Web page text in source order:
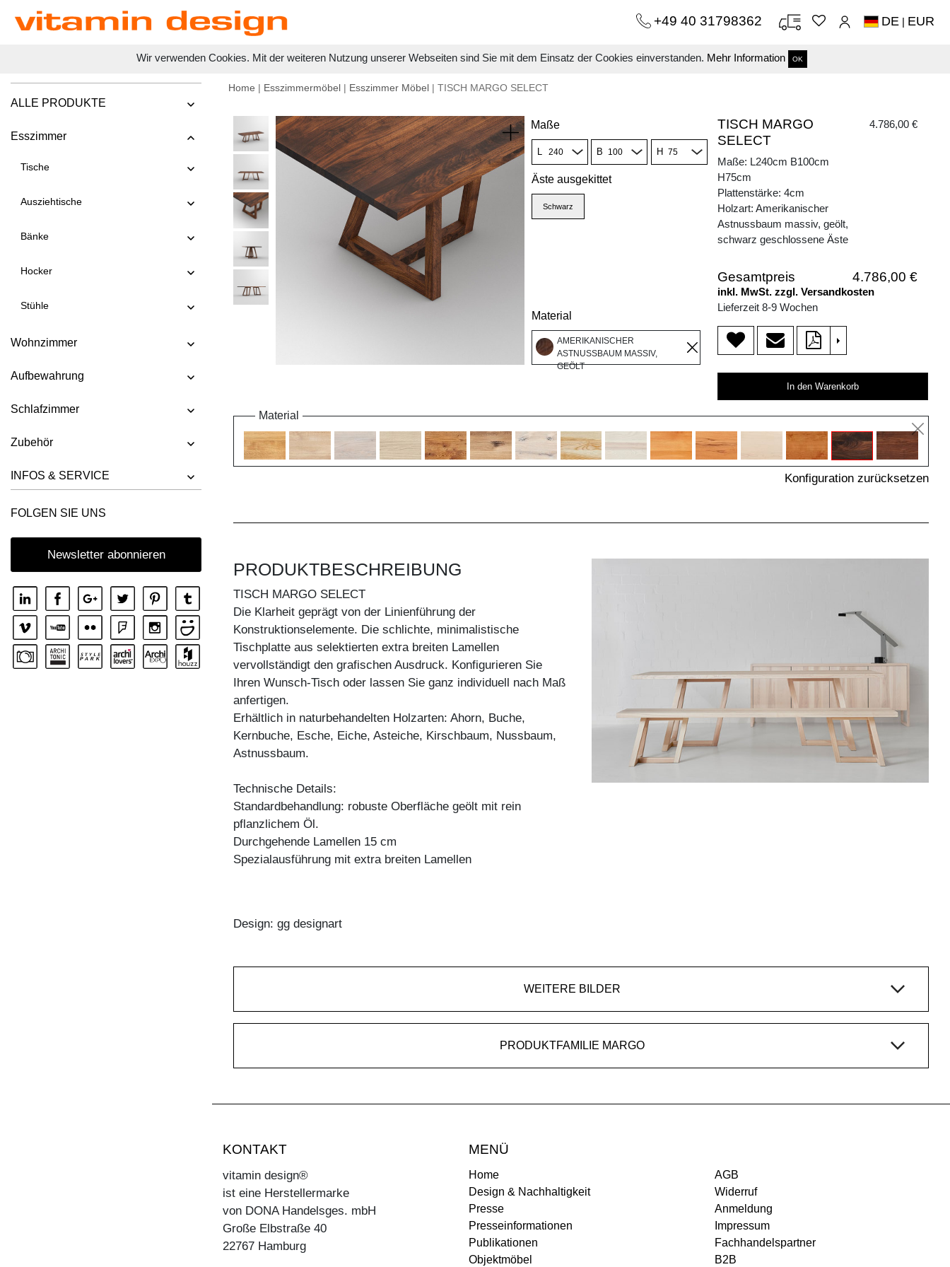
Wir verwenden Cookies. Mit der weiteren Nutzung unserer Webseiten sind Sie mit dem Einsatz der Cookies einverstanden. Mehr Information OK
+49 40 31798362 DE | EUR
ALLE PRODUKTE
Esszimmer
Tische
Ausziehtische
Bänke
Hocker
Stühle
Wohnzimmer
Aufbewahrung
Schlafzimmer
Zubehör
INFOS & SERVICE
FOLGEN SIE UNS
Newsletter abonnieren
Home | Esszimmermöbel | Esszimmer Möbel | TISCH MARGO SELECT
Maße
L B H
Äste ausgekittet
Schwarz
Material
AMERIKANISCHER
ASTNUSSBAUM MASSIV,
GEÖLT
TISCH MARGO
SELECT
4.786,00 €
Maße: L240cm B100cm
H75cm
Plattenstärke: 4cm
Holzart: Amerikanischer
Astnussbaum massiv, geölt,
schwarz geschlossene Äste
Gesamtpreis 4.786,00 €
inkl. MwSt. zzgl. Versandkosten
Lieferzeit 8-9 Wochen
>
In den Warenkorb
Material
Konfiguration zurücksetzen
PRODUKTBESCHREIBUNG
TISCH MARGO SELECT
Die Klarheit geprägt von der Linienführung der
Konstruktionselemente. Die schlichte, minimalistische
Tischplatte aus selektierten extra breiten Lamellen
vervollständigt den grafischen Ausdruck. Konfigurieren Sie
Ihren Wunsch-Tisch oder lassen Sie ganz individuell nach Maß
anfertigen.
Erhältlich in naturbehandelten Holzarten: Ahorn, Buche,
Kernbuche, Esche, Eiche, Asteiche, Kirschbaum, Nussbaum,
Astnussbaum.
Technische Details:
Standardbehandlung: robuste Oberfläche geölt mit rein
pflanzlichem Öl.
Durchgehende Lamellen 15 cm
Spezialausführung mit extra breiten Lamellen
Design: gg designart
WEITERE BILDER
PRODUKTFAMILIE MARGO
KONTAKT
vitamin design®
ist eine Herstellermarke
von DONA Handelsges. mbH
Große Elbstraße 40
22767 Hamburg
MENÜ
Home
Design & Nachhaltigkeit
Presse
Presseinformationen
Publikationen
Objektmöbel
AGB
Widerruf
Anmeldung
Impressum
Fachhandelspartner
B2B